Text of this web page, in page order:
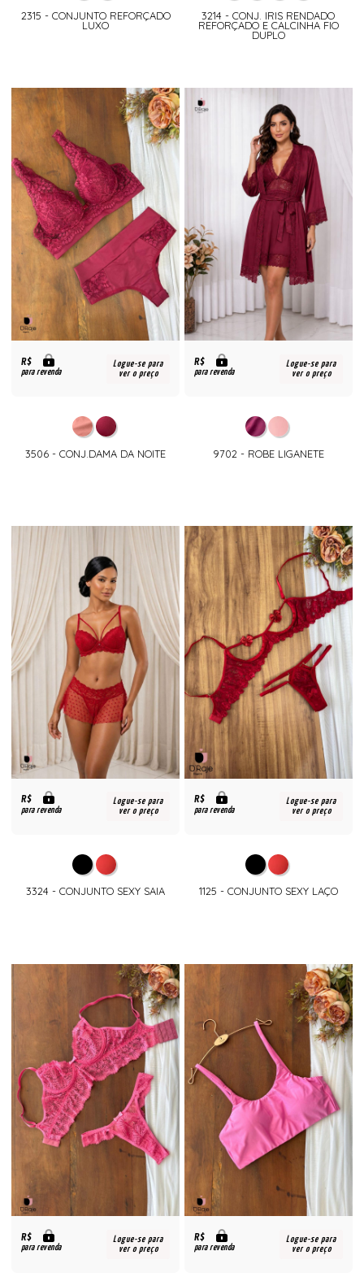
2315 - CONJUNTO REFORÇADO
LUXO
3214 - CONJ. IRIS RENDADO
REFORÇADO E CALCINHA FIO
DUPLO
R$
para revenda
Logue-se para
ver o preço
3506 - CONJ.DAMA DA NOITE
R$
para revenda
Logue-se para
ver o preço
9702 - ROBE LIGANETE
R$
para revenda
Logue-se para
ver o preço
3324 - CONJUNTO SEXY SAIA
R$
para revenda
Logue-se para
ver o preço
1125 - CONJUNTO SEXY LAÇO
R$
para revenda
Logue-se para
ver o preço
R$
para revenda
Logue-se para
ver o preço